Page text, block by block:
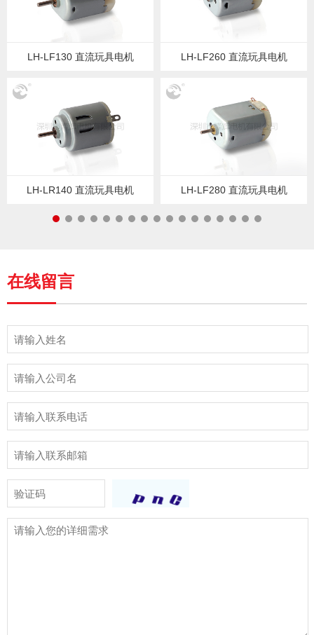
LH-LF130 直流玩具电机
LH-LR140 直流玩具电机
LH-LF260 直流玩具电机
LH-LF280 直流玩具电机
在线留言